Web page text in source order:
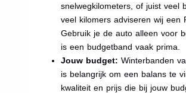
snelwegkilometers, of juist veel
veel kilomers adviseren wij een
Gebruik je de auto alleen voor
is een budgetband vaak prima.
Jouw budget: Winterbanden
is belangrijk om een balans te
kwaliteit en prijs die bij jouw